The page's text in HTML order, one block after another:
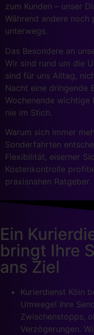
zum Kunden – unser
Während andere
unterwegs.
Das Besondere an
Wir sind rund um die
sind für uns Alltag,
Nacht eine dringende
Wochenende wichtige
nie im Stich.
Warum sich immer
Sonderfahrten
Flexibilität, eiserner
Kostenkontrolle
praxisnahen Ratgeber.
Ein
bringt Ihre
ans Ziel
Kurierdienst Köln
Umwege! Ihre
Zwischenstopps,
Verzögerungen.